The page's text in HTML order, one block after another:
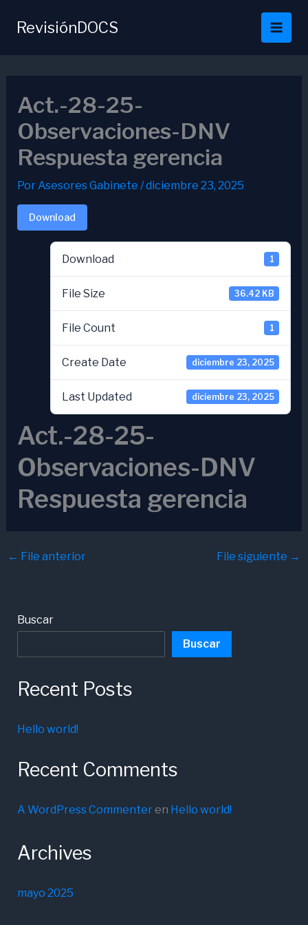
RevisiónDOCS
Act.-28-25-
Observaciones-DNV
Respuesta gerencia
PorAsesores Gabinete /diciembre 23, 2025
Download
Download 1
File Size 36.42 KB
File Count 1
Create Date diciembre 23, 2025
Last Updated diciembre 23, 2025
Act.-28-25-
Observaciones-DNV
Respuesta gerencia
← File anterior File siguiente →
Buscar
Buscar
Recent Posts
Hello world!
Recent Comments
A WordPress Commenteren Hello world!
Archives
mayo 2025